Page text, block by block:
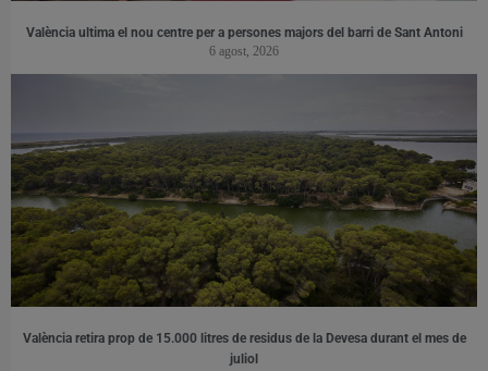
València ultima el nou centre per a persones majors del barri de Sant Antoni
6 agost, 2026
València retira prop de 15.000 litres de residus de la Devesa durant el mes de
juliol